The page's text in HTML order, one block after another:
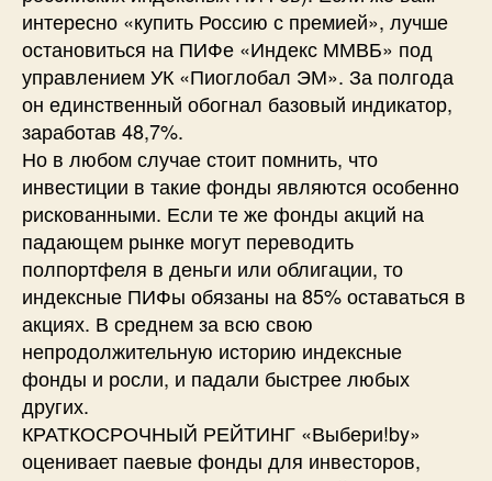
интересно «купить Россию с премией», лучше
остановиться на ПИФе «Индекс ММВБ» под
управлением УК «Пиоглобал ЭМ». За полгода
он единственный обогнал базовый индикатор,
заработав 48,7%.
Но в любом случае стоит помнить, что
инвестиции в такие фонды являются особенно
рискованными. Если те же фонды акций на
падающем рынке могут переводить
полпортфеля в деньги или облигации, то
индексные ПИФы обязаны на 85% оставаться в
акциях. В среднем за всю свою
непродолжительную историю индексные
фонды и росли, и падали быстрее любых
других.
КРАТКОСРОЧНЫЙ РЕЙТИНГ «Выбери!by»
оценивает паевые фонды для инвесторов,